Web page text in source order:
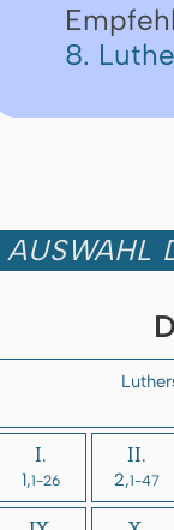
8.
AUSWAHL
I.
1,1-26
II.
2,1-47